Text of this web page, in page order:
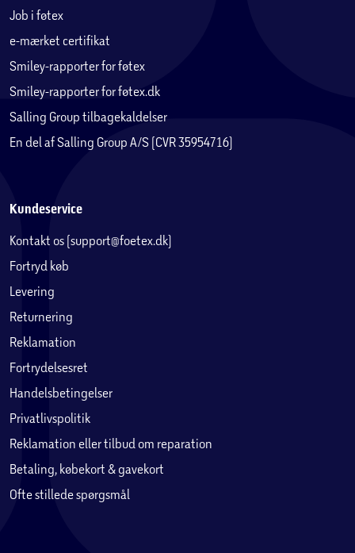
Job i føtex
e-mærket certifikat
Smiley-rapporter for føtex
Smiley-rapporter for føtex.dk
Salling Group tilbagekaldelser
En del af Salling Group A/S (CVR 35954716)
Kundeservice
Kontakt os (support@foetex.dk)
Fortryd køb
Levering
Returnering
Reklamation
Fortrydelsesret
Handelsbetingelser
Privatlivspolitik
Reklamation eller tilbud om reparation
Betaling, købekort & gavekort
Ofte stillede spørgsmål